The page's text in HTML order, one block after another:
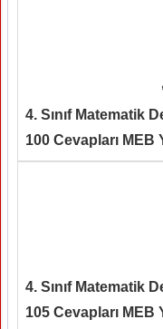
4. Sınıf Matematik
100 Cevapları MEB
4. Sınıf Matematik
105 Cevapları MEB